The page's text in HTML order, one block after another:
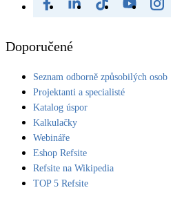
Doporučené
Seznam odborně způsobilých osob
Projektanti a specialisté
Katalog úspor
Kalkulačky
Webináře
Eshop Refsite
Refsite na Wikipedia
TOP 5 Refsite